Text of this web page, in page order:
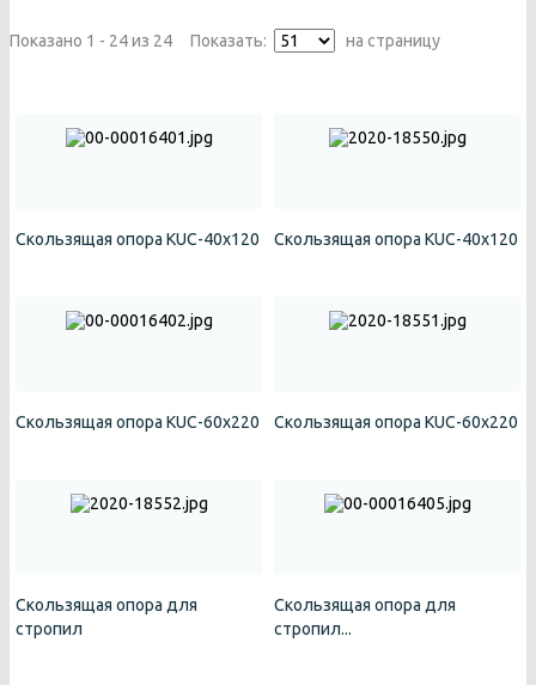
Показано 1 - 24 из 24 Показать: на страницу
Скользящая опора KUC-40х120 Скользящая опора KUC-40х120
Скользящая опора KUC-60х220 Скользящая опора KUC-60х220
Скользящая опора для
стропил
Скользящая опора для
стропил...